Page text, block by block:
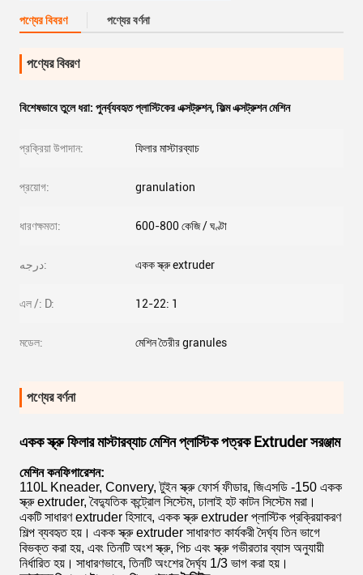
পণ্যের বিবরণ পণ্যের বর্ণনা
পণ্যের বিবরণ
বিশেষভাবে তুলে ধরা: পুনর্ব্যবহৃত প্লাস্টিকের এক্সট্রুশন,ফিল্ম এক্সট্রুশন মেশিন
প্রক্রিয়া উপাদান: ফিলার মাস্টারব্যাচ
প্রয়োগ: granulation
ধারণক্ষমতা: 600-800 কেজি / ঘণ্টা
درجه: একক স্ক্রু extruder
এল /: D: 12-22: 1
মডেল: মেশিন তৈরীর granules
পণ্যের বর্ণনা
একক স্ক্রু ফিলার মাস্টারব্যাচ মেশিন প্লাস্টিক পত্রক Extruder সরঞ্জাম
মেশিন কনফিগারেশন:
110L Kneader, Convery, টুইন স্ক্রু ফোর্স ফীডার, জিএসডি -150 একক
স্ক্রু extruder, বৈদ্যুতিক কন্ট্রোল সিস্টেম, ঢালাই হট কাটন সিস্টেম মরা।
একটি সাধারণ extruder হিসাবে, একক স্ক্রু extruder প্লাস্টিক প্রক্রিয়াকরণ
শিল্প ব্যবহৃত হয়। একক স্ক্রু extruder সাধারণত কার্যকরী দৈর্ঘ্য তিন ভাগে
বিভক্ত করা হয়, এবং তিনটি অংশ স্ক্রু, পিচ এবং স্ক্রু গভীরতার ব্যাস অনুযায়ী
নির্ধারিত হয়। সাধারণভাবে, তিনটি অংশের দৈর্ঘ্য 1/3 ভাগ করা হয়।